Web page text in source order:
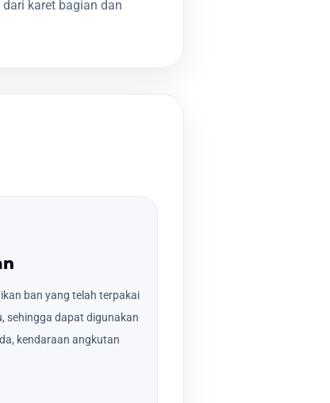
karet bagian dan
ban yang telah terpakai
sehingga dapat digunakan
kendaraan angkutan